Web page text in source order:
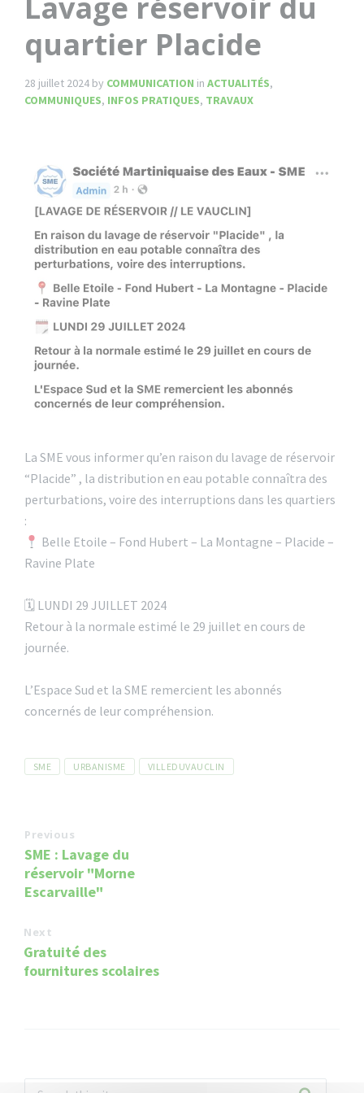
quartier Placide
28 juillet 2024 by COMMUNICATION in ACTUALITÉS,
COMMUNIQUES, INFOS PRATIQUES, TRAVAUX
La SME vous informer qu’en raison du lavage de réservoir
“Placide” , la distribution en eau potable connaîtra des
perturbations, voire des interruptions dans les quartiers
:
Belle Etoile – Fond Hubert – La Montagne – Placide –
Ravine Plate
🗓 LUNDI 29 JUILLET 2024
Retour à la normale estimé le 29 juillet en cours de
journée.
L’Espace Sud et la SME remercient les abonnés
concernés de leur compréhension.
Tags
SME URBANISME VILLEDUVAUCLIN
Previous
SME : Lavage du
réservoir "Morne
Escarvaille"
Next
Gratuité des
fournitures scolaires